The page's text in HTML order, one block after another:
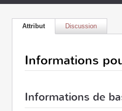
Attribut Discussion
Informations
Informations de